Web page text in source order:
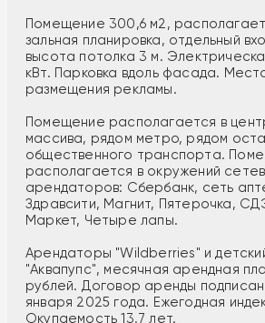
Помещение 300,6 м2,
зальная планировка, отдельный
высота потолка 3 м.
кВт. Парковка вдоль фасада.
размещения рекламы.
Помещение располагается в
массива, рядом метро, рядом
общественного транспорта.
располагается в окружений
арендаторов: Сбербанк, сеть
Здравсити, Магнит, Пятерочка,
Маркет, Четыре лапы.
Арендаторы "Wildberries" и
"Аквапупс", месячная арендная
рублей. Договор аренды подписан
января 2025 года. Ежегодная
Окупаемость 13,7 лет.